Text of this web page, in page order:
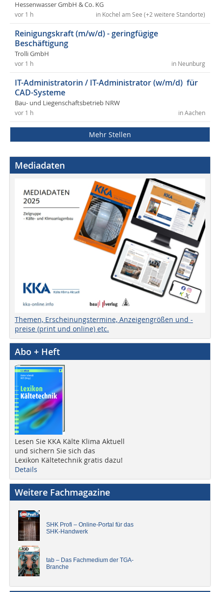
Hessenwasser GmbH & Co. KG
in Kochel am See (+2 weitere Standorte)
vor 1 h
Reinigungskraft (m/w/d) - geringfügige
Beschäftigung
Trolli GmbH
in Neunburg
vor 1 h
IT-Administratorin / IT-Administrator (w/m/d) für
CAD-Systeme
Bau- und Liegenschaftsbetrieb NRW
in Aachen
vor 1 h
Mehr Stellen
Mediadaten
Themen, Erscheinungstermine, Anzeigengrößen und -
preise (print und online) etc.
Abo + Heft
Lesen Sie KKA Kälte Klima Aktuell
und sichern Sie sich das
Lexikon Kältetechnik gratis dazu!
Details
Weitere Fachmagazine
SHK Profi – Online-Portal für das
SHK-Handwerk
tab – Das Fachmedium der TGA-
Branche